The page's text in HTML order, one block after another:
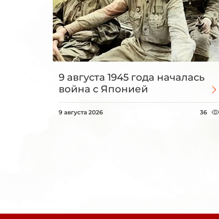
9 августа 1945 года началась
война с Японией
9 августа 2026 36